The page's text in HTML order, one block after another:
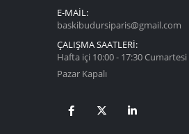
E-MAİL:
baskibudursiparis@gmail.com
ÇALIŞMA SAATLERİ:
Hafta içi 10:00 - 17:30 Cumartesi
Pazar Kapalı